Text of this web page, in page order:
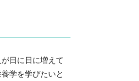
日に日に増えて
学を学びたいと